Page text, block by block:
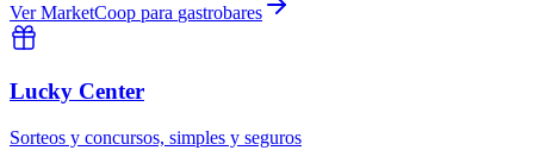
VerMarketCoop para gastrobares
Lucky Center
Sorteos y concursos, simples y seguros